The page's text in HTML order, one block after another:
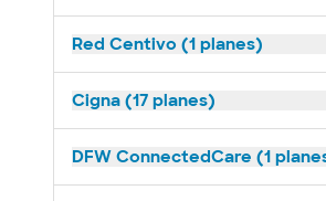
Red Centivo (1 planes)
Cigna (17 planes)
DFW ConnectedCare (1